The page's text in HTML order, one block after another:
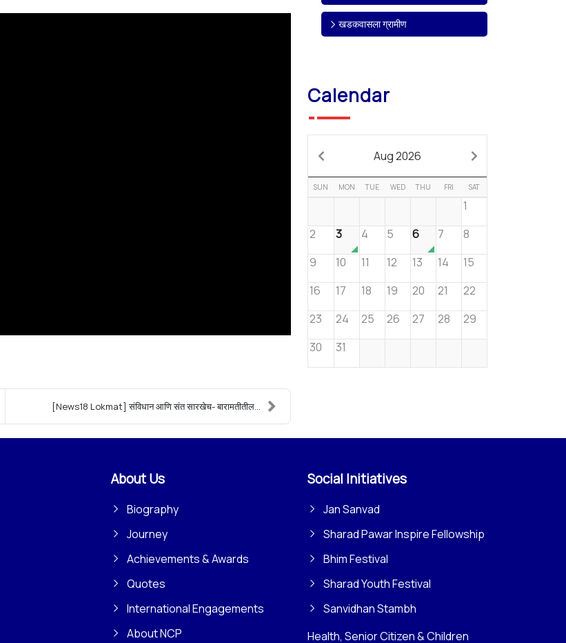
[News18 Lokmat] संविधान आणि संत सारखेच- बारामतीतील...
खडकवासला ग्रामीण
Calendar
Aug 2026
SUN MON TUE WED THU FRI SAT
1
2
3 4 5 6 7
8
9
10 11 12 13 14
15
16
17 18 19 20 21
22
23
24 25 26 27 28
29
30
31
About Us
Biography
Journey
Achievements & Awards
Quotes
International Engagements
About NCP
Social Initiatives
Jan Sanvad
Sharad Pawar Inspire Fellowship
Bhim Festival
Sharad Youth Festival
Sanvidhan Stambh
Health, Senior Citizen & Children